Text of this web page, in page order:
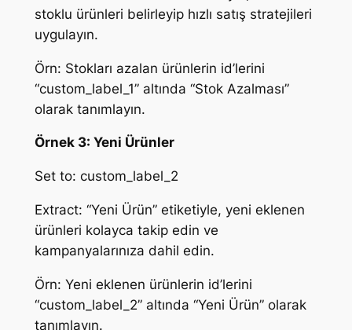
stoklu ürünleri belirleyip hızlı satış stratejileri
uygulayın.
Örn: Stokları azalan ürünlerin id’lerini
“custom_label_1” altında “Stok Azalması”
olarak tanımlayın.
Örnek 3: Yeni Ürünler
Set to: custom_label_2
Extract: “Yeni Ürün” etiketiyle, yeni eklenen
ürünleri kolayca takip edin ve
kampanyalarınıza dahil edin.
Örn: Yeni eklenen ürünlerin id’lerini
“custom_label_2” altında “Yeni Ürün” olarak
tanımlayın.